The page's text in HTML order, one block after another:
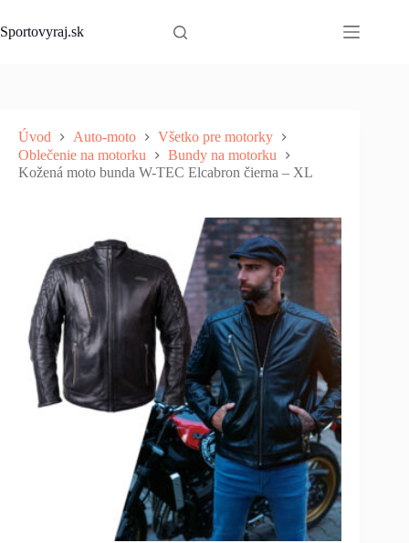
to
content
Sportovyraj.sk
Úvod Auto-moto
Všetko pre motorky
Oblečenie na motorku
Bundy na motorku
Kožená moto bunda W-TEC Elcabron čierna – XL